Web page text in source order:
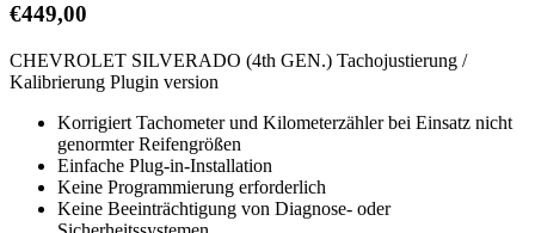
€449,00
CHEVROLET SILVERADO (4th GEN.) Tachojustierung /
Kalibrierung Plugin version
Korrigiert Tachometer und Kilometerzähler bei Einsatz nicht
genormter Reifengrößen
Einfache Plug-in-Installation
Keine Programmierung erforderlich
Keine Beeinträchtigung von Diagnose- oder